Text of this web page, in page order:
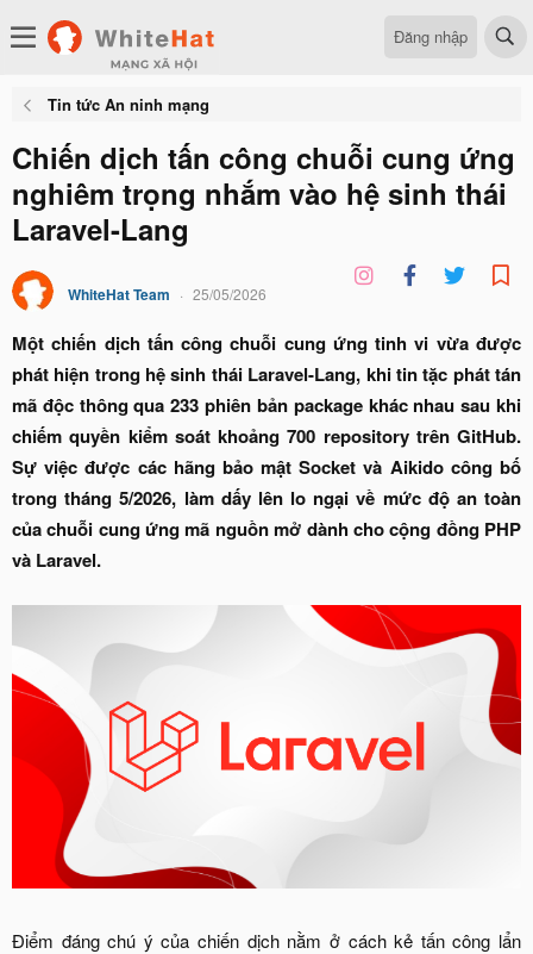
Đăng nhập
Tin tức An ninh mạng
Chiến dịch tấn công chuỗi cung ứng
nghiêm trọng nhắm vào hệ sinh thái
Laravel-Lang
WhiteHat Team 25/05/2026
Một chiến dịch tấn công chuỗi cung ứng tinh vi vừa được
phát hiện trong hệ sinh thái Laravel-Lang, khi tin tặc phát tán
mã độc thông qua 233 phiên bản package khác nhau sau khi
chiếm quyền kiểm soát khoảng 700 repository trên GitHub.
Sự việc được các hãng bảo mật Socket và Aikido công bố
trong tháng 5/2026, làm dấy lên lo ngại về mức độ an toàn
của chuỗi cung ứng mã nguồn mở dành cho cộng đồng PHP
và Laravel.
Điểm đáng chú ý của chiến dịch nằm ở cách kẻ tấn công lẩn